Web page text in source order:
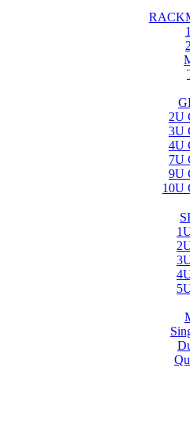
2U
3U
4U
7U
9U
10U